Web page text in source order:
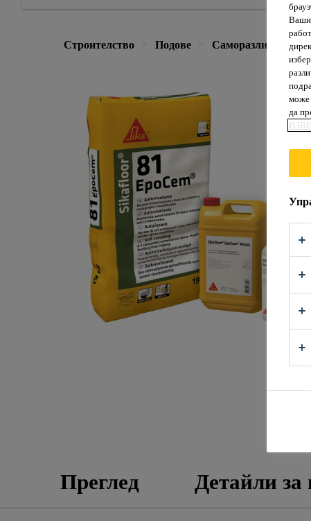
Строителство Подове Саморазливни
Преглед Детайли за
може
да